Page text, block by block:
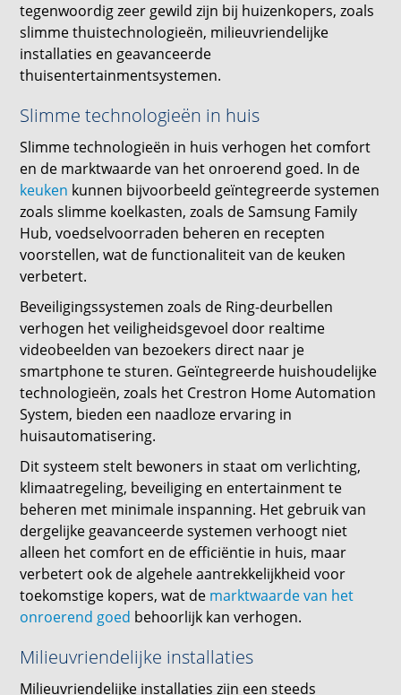
tegenwoordig zeer gewild zijn bij huizenkopers, zoals
slimme thuistechnologieën, milieuvriendelijke
installaties en geavanceerde
thuisentertainmentsystemen.
Slimme technologieën in huis
Slimme technologieën in huis verhogen het comfort
en de marktwaarde van het onroerend goed. In de
keuken kunnen bijvoorbeeld geïntegreerde systemen
zoals slimme koelkasten, zoals de Samsung Family
Hub, voedselvoorraden beheren en recepten
voorstellen, wat de functionaliteit van de keuken
verbetert.
Beveiligingssystemen zoals de Ring-deurbellen
verhogen het veiligheidsgevoel door realtime
videobeelden van bezoekers direct naar je
smartphone te sturen. Geïntegreerde huishoudelijke
technologieën, zoals het Crestron Home Automation
System, bieden een naadloze ervaring in
huisautomatisering.
Dit systeem stelt bewoners in staat om verlichting,
klimaatregeling, beveiliging en entertainment te
beheren met minimale inspanning. Het gebruik van
dergelijke geavanceerde systemen verhoogt niet
alleen het comfort en de efficiëntie in huis, maar
verbetert ook de algehele aantrekkelijkheid voor
toekomstige kopers, wat de marktwaarde van het
onroerend goed behoorlijk kan verhogen.
Milieuvriendelijke installaties
Milieuvriendelijke installaties zijn een steeds